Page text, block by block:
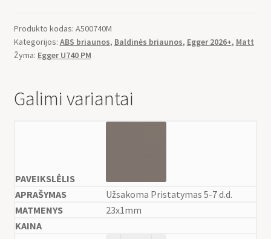
Produkto kodas: A500740M
Kategorijos: ABS briaunos, Baldinės briaunos, Egger 2026+, Matt
Žyma: Egger U740 PM
Galimi variantai
Užsakoma Pristatymas 5-7 d.d.
23x1mm